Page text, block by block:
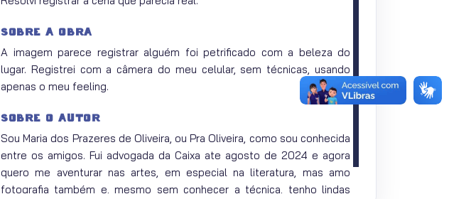
SOBRE A OBRA
A imagem parece registrar alguém foi petrificado com a beleza do
lugar. Registrei com a câmera do meu celular, sem técnicas, usando
apenas o meu feeling.
SOBRE O AUTOR
Sou Maria dos Prazeres de Oliveira, ou Pra Oliveira, como sou conhecida
entre os amigos. Fui advogada da Caixa ate agosto de 2024 e agora
quero me aventurar nas artes, em especial na literatura, mas amo
fotografia também e, mesmo sem conhecer a técnica, tenho lindas